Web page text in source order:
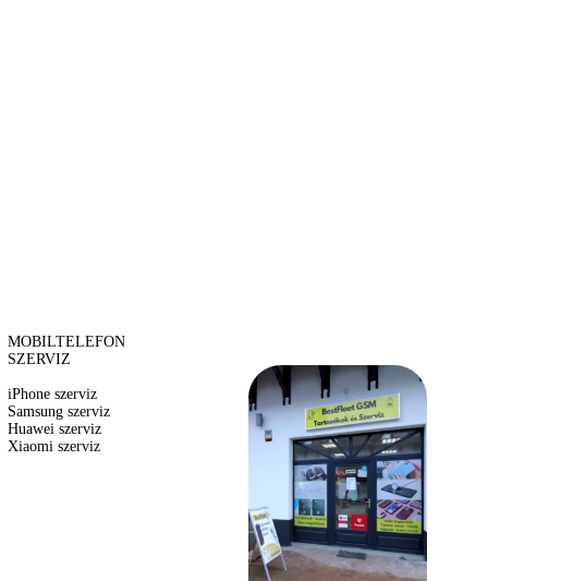
MOBILTELEFON
SZERVIZ
iPhone szerviz
Samsung szerviz
Huawei szerviz
Xiaomi szerviz